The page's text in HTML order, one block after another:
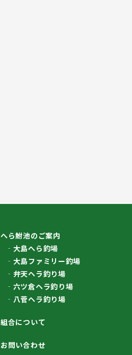
へら鮒池のご案内
大島へら釣場
大島ファミリー釣場
弁天ヘラ釣り場
六ツ倉ヘラ釣り場
八菅ヘラ釣り場
組合について
お問い合わせ